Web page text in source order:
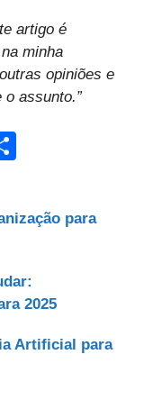
artigo é
minha
opiniões e
assunto.”
e
para
2025
Artificial para